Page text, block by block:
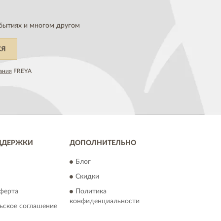
и многом другом
FREYA
соглашение
ДОПОЛНИТЕЛЬНО
Блог
Скидки
Политика
конфиденциальности